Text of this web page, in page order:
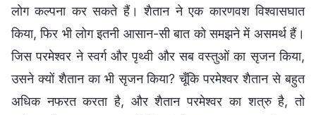
लोग कल्पना कर सकते हैं। शैतान ने एक कारणवश विश्वासघात
किया, फिर भी लोग इतनी आसान-सी बात को समझने में असमर्थ हैं।
जिस परमेश्वर ने स्वर्ग और पृथ्वी और सब वस्तुओं का सृजन किया,
उसने क्यों शैतान का भी सृजन किया? चूँकि परमेश्वर शैतान से बहुत
अधिक नफरत करता है, और शैतान परमेश्वर का शत्रु है, तो